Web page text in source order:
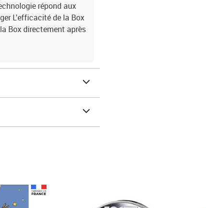
répond aux
L'efficacité de la Box
Box directement après